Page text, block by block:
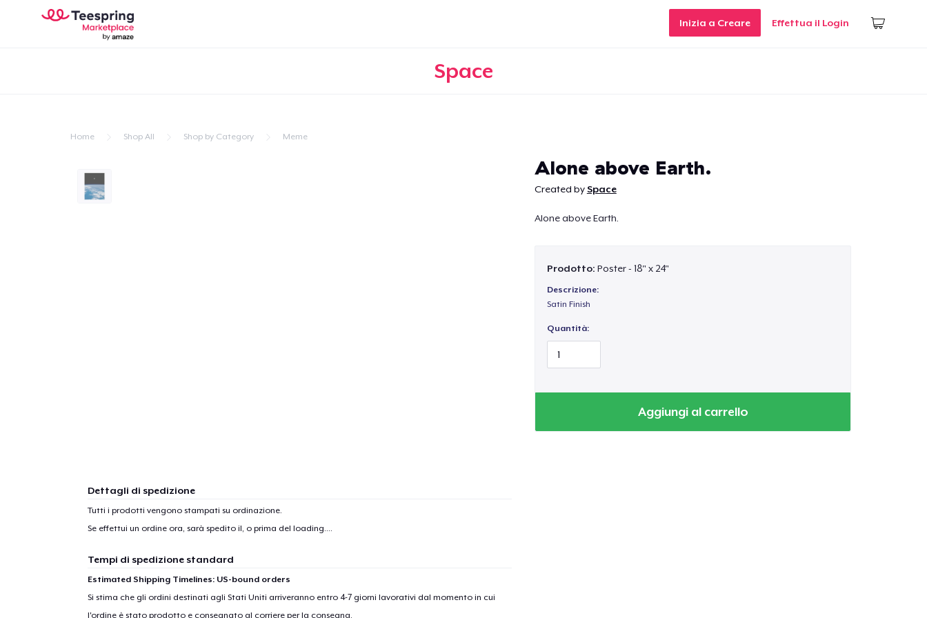
Inizia a Creare Effettua il Login
Space
Home Shop All Shop by Category Meme
Alone above Earth.
Created bySpace
Alone above Earth.
Prodotto: Poster - 18" x 24"
Descrizione:
Satin Finish
Quantità:
Aggiungi al carrello
Dettagli di spedizione
Tutti i prodotti vengono stampati su ordinazione.
Se effettui un ordine ora, sarà spedito il, o prima del loading....
Tempi di spedizione standard
Estimated Shipping Timelines: US-bound orders
Si stima che gli ordini destinati agli Stati Uniti arriveranno entro 4-7 giorni lavorativi dal momento in cui
l'ordine è stato prodotto e consegnato al corriere per la consegna.